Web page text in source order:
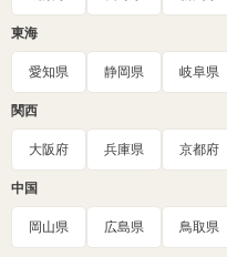
東海
愛知県 静岡県 岐阜県
関西
大阪府 兵庫県 京都府
中国
岡山県 広島県 鳥取県